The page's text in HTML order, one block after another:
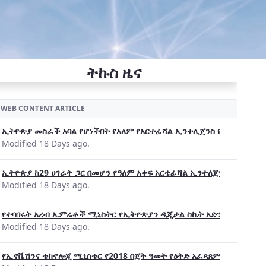
ትኩስ ዜና
WEB CONTENT ARTICLE
ኢትዮጵያ መስራች አባል የሆነችበት የአለም የአርተፊሻል ኢንተሊጀንስ የትብብር
Modified 18 Days ago.
ኢትዮጵያ ከ29 ሀገራት ጋር በመሆን የዓለም አቀፍ አርቴፊሻል ኢንተለጀንስ ትብብር
Modified 18 Days ago.
የተባበሩት አረብ ኤምሬቶች ሚኒስትር የኢትዮጵያን ዲጂታል ስኬት አድንቀዋል
Modified 18 Days ago.
የኢኖቬሽንና ቴክኖሎጂ ሚኒስቴር የ2018 በጀት ዓመት የዕቅድ አፈጻጸምና የቀጣይ